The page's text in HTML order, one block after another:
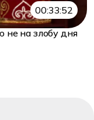
00:33:52
на злобу дня